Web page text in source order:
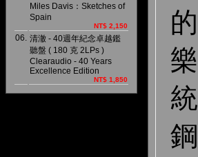
Miles Davis：Sketches of
Spain
NT$ 2,150
06. 清澈 - 40週年紀念卓越鑑
聽盤 ( 180 克 2LPs )
Clearaudio - 40 Years
Excellence Edition
NT$ 1,850
鋼